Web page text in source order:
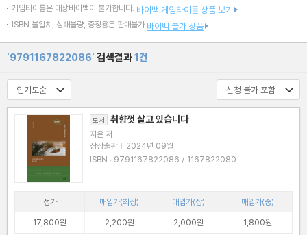
게임타이틀은 매장바이백이 불가합니다. 바이백 게임타이틀 상품 보기
ISBN 불일치, 상태불량, 증정용은 판매불가 바이백 불가 상품
'9791167822086' 검색결과1건
도서 취향껏 살고 있습니다
지은 저
상상출판 | 2024년 09월
ISBN : 9791167822086 / 1167822080
정가 매입가(최상) 매입가(상)
매입가(중)
17,800원
2,200원 2,000원 1,800원